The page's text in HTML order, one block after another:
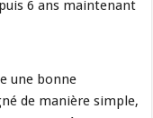
6 ans maintenant
une bonne
de manière simple,